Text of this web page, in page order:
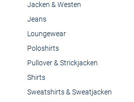
Jacken & Westen
Jeans
Loungewear
Poloshirts
Pullover & Strickjacken
Shirts
Sweatshirts & Sweatjacken